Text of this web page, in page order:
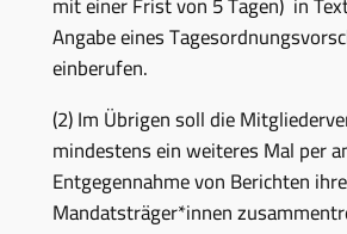
Angabe eines
einberufen.
(2) Im Übrigen soll die
mindestens ein weiteres Mal per
Entgegennahme von Berichten
Mandatsträger*innen